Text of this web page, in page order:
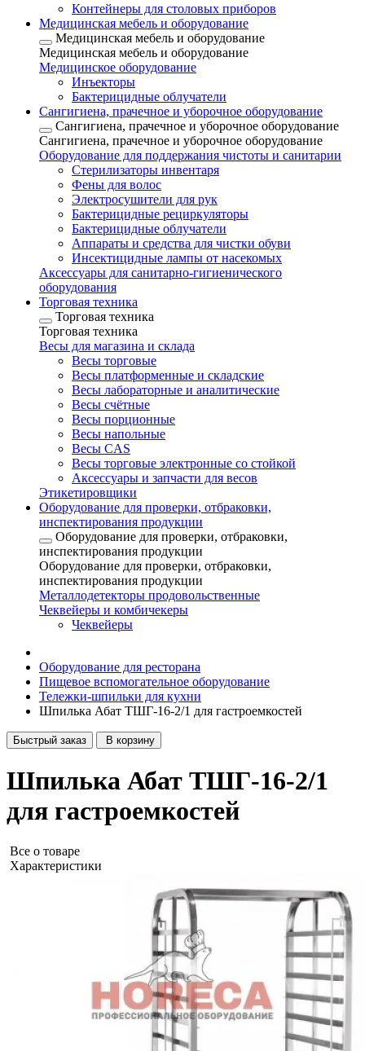
Контейнеры для столовых приборов
Медицинская мебель и оборудование
Медицинская мебель и оборудование
Медицинская мебель и оборудование
Медицинское оборудование
Инъекторы
Бактерицидные облучатели
Сангигиена, прачечное и уборочное оборудование
Сангигиена, прачечное и уборочное оборудование
Сангигиена, прачечное и уборочное оборудование
Оборудование для поддержания чистоты и санитарии
Стерилизаторы инвентаря
Фены для волос
Электросушители для рук
Бактерицидные рециркуляторы
Бактерицидные облучатели
Аппараты и средства для чистки обуви
Инсектицидные лампы от насекомых
Аксессуары для санитарно-гигиенического
оборудования
Торговая техника
Торговая техника
Торговая техника
Весы для магазина и склада
Весы торговые
Весы платформенные и складские
Весы лабораторные и аналитические
Весы счётные
Весы порционные
Весы напольные
Весы CAS
Весы торговые электронные со стойкой
Аксессуары и запчасти для весов
Этикетировщики
Оборудование для проверки, отбраковки,
инспектирования продукции
Оборудование для проверки, отбраковки,
инспектирования продукции
Оборудование для проверки, отбраковки,
инспектирования продукции
Металлодетекторы продовольственные
Чеквейеры и комбичекеры
Чеквейеры
Оборудование для ресторана
Пищевое вспомогательное оборудование
Тележки-шпильки для кухни
Шпилька Абат ТШГ-16-2/1 для гастроемкостей
Быстрый заказ В корзину
Шпилька Абат ТШГ-16-2/1
для гастроемкостей
Все о товаре
Характеристики